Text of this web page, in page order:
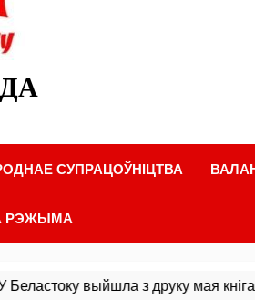
СУПРАЦОЎНІЦТВА
РЭЖЫМА
выйшла з друку мая кніга пра